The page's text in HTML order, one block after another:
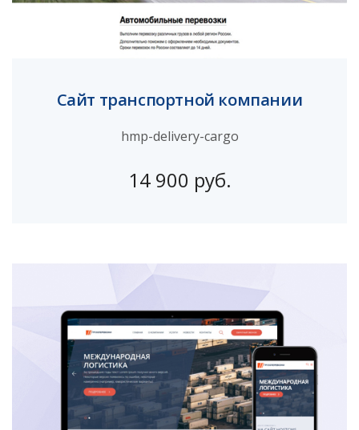
Сайт транспортной компании
hmp-delivery-cargo
14 900 руб.